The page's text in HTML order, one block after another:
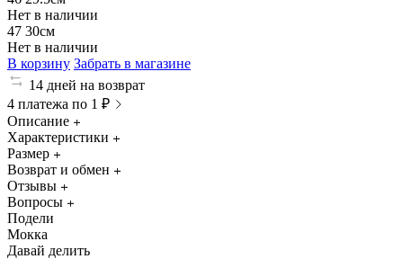
Нет в наличии
47 30см
Нет в наличии
В корзину Забрать в магазине
14 дней на возврат
4 платежа по 1 ₽
Описание
Характеристики
Размер
Возврат и обмен
Отзывы
Вопросы
Подели
Мокка
Давай делить